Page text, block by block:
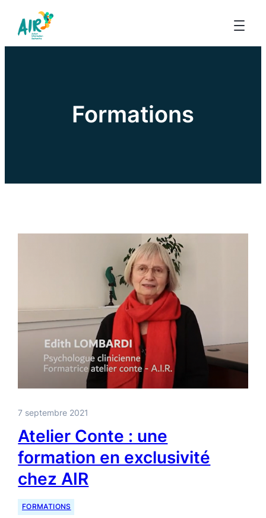
Formations
7 septembre 2021
Atelier Conte : une
formation en exclusivité
chez AIR
FORMATIONS